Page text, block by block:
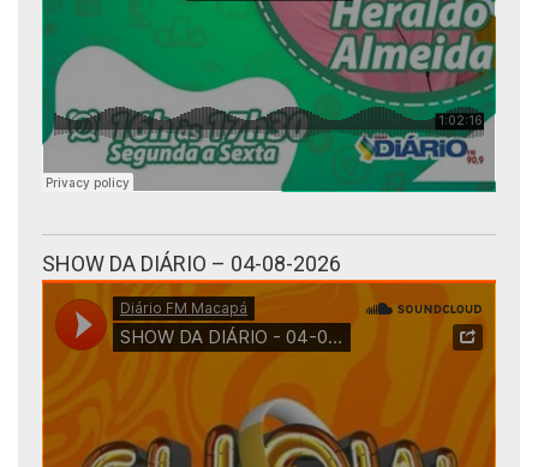
SHOW DA DIÁRIO – 04-08-2026